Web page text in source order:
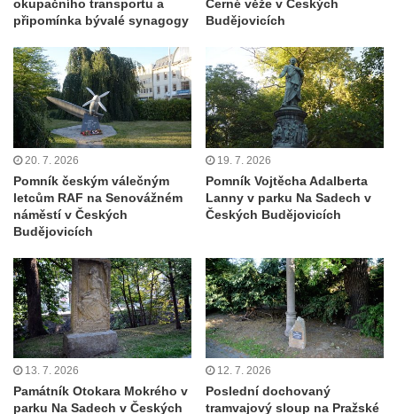
hřbitově v Benešově nad Ploučnicí
Hrob Franze Wünsche na hřbitově v
Benešově nad Ploučnicí
Pamětní desky obětem 1. světové války v
kapli Panny Marie Bolestné v Benešově
nad Ploučnicí
v Sokolově
Kenotaf Ericha Ullmanna na hřbitově
Hrob Pavla Patušnika na hřbitově Šumburk
nad Desnou v Tanvaldu
Hrob sovětských dětí na hřbitově Šumburk
nad Desnou v Tanvaldu
Pomník prvního a druhého odboje v
Tanvaldu
okupačního transportu a
připomínka bývalé synagogy
Černé věže v Českých
Budějovicích
20. 7. 2026
Pomník českým válečným
letcům RAF na Senovážném
náměstí v Českých
Budějovicích
19. 7. 2026
Pomník Vojtěcha Adalberta
Lanny v parku Na Sadech v
Českých Budějovicích
13. 7. 2026
Památník Otokara Mokrého v
parku Na Sadech v Českých
12. 7. 2026
Poslední dochovaný
tramvajový sloup na Pražské